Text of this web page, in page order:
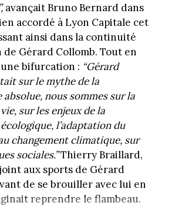
avançait Bruno Bernard dans
accordé à Lyon Capitale cet
ainsi dans la continuité
de Gérard Collomb. Tout en
bifurcation : “Gérard
sur le mythe de la
absolue, nous sommes sur la
sur les enjeux de la
l’adaptation du
changement climatique, sur
sociales.”Thierry Braillard,
aux sports de Gérard
de se brouiller avec lui en
reprendre le flambeau.